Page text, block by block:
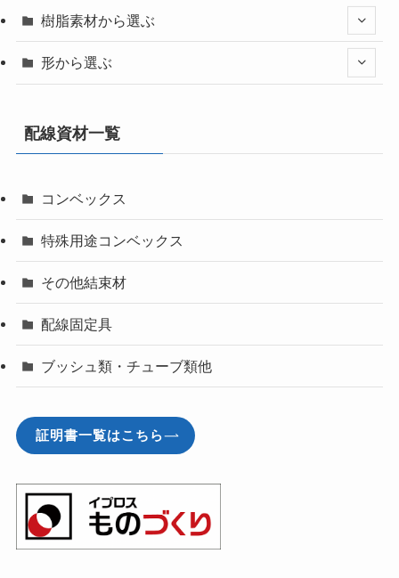
樹脂素材から選ぶ
形から選ぶ
配線資材一覧
コンベックス
特殊用途コンベックス
その他結束材
配線固定具
ブッシュ類・チューブ類他
証明書一覧はこちら